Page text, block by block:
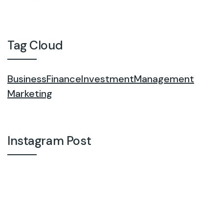
Tag Cloud
BusinessFinanceInvestmentManagement
Marketing
Instagram Post